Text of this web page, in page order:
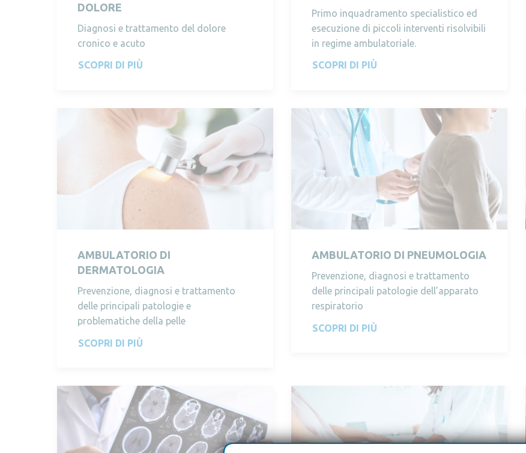
DOLORE
Diagnosi e trattamento del dolore
cronico e acuto
SCOPRI DI PIÙ
Primo inquadramento specialistico ed
esecuzione di piccoli interventi risolvibili
in regime ambulatoriale.
SCOPRI DI PIÙ
AMBULATORIO DI
DERMATOLOGIA
Prevenzione, diagnosi e trattamento
delle principali patologie e
problematiche della pelle
SCOPRI DI PIÙ
AMBULATORIO DI PNEUMOLOGIA
Prevenzione, diagnosi e trattamento
delle principali patologie dell’apparato
respiratorio
SCOPRI DI PIÙ